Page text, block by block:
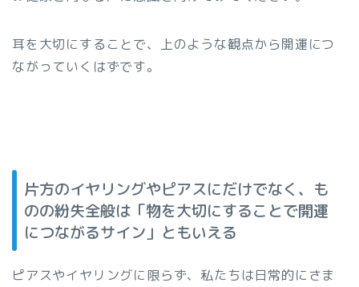
耳を大切にすることで、上のような観点から開運につ
ながっていくはずです。
片方のイヤリングやピアスにだけでなく、も
のの紛失全般は「物を大切にすることで開運
につながるサイン」ともいえる
ピアスやイヤリングに限らず、私たちは日常的にさま